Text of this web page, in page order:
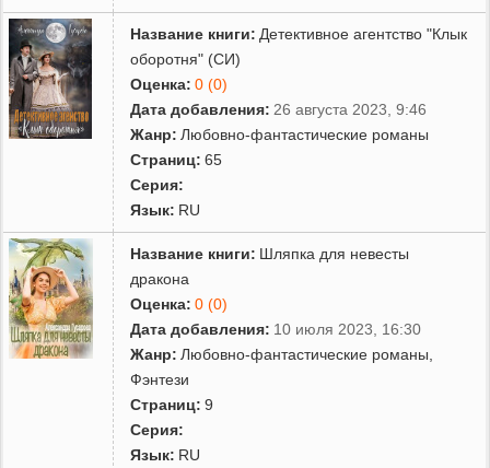
Название книги: Детективное агентство "Клык
оборотня" (СИ)
Оценка: 0 (0)
Дата добавления: 26 августа 2023, 9:46
Жанр: Любовно-фантастические романы
Страниц: 65
Серия:
Язык: RU
Название книги: Шляпка для невесты
дракона
Оценка: 0 (0)
Дата добавления: 10 июля 2023, 16:30
Жанр: Любовно-фантастические романы
Фэнтези
Страниц: 9
Серия:
Язык: RU